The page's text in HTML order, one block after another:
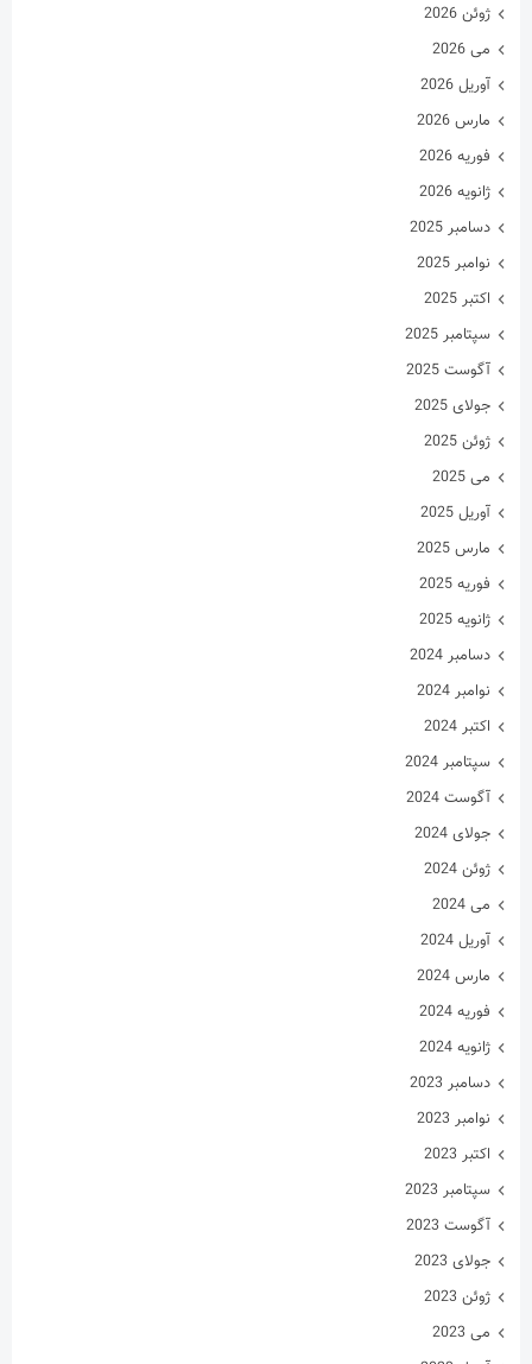
ژوئن 2026
می 2026
آوریل 2026
مارس 2026
فوریه 2026
ژانویه 2026
دسامبر 2025
نوامبر 2025
اکتبر 2025
سپتامبر 2025
آگوست 2025
جولای 2025
ژوئن 2025
می 2025
آوریل 2025
مارس 2025
فوریه 2025
ژانویه 2025
دسامبر 2024
نوامبر 2024
اکتبر 2024
سپتامبر 2024
آگوست 2024
جولای 2024
ژوئن 2024
می 2024
آوریل 2024
مارس 2024
فوریه 2024
ژانویه 2024
دسامبر 2023
نوامبر 2023
اکتبر 2023
سپتامبر 2023
آگوست 2023
جولای 2023
ژوئن 2023
می 2023